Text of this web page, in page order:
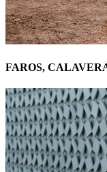
FAROS,